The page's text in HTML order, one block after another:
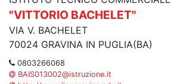
"VITTORIO BACHELET"
VIA V. BACHELET
70024 GRAVINA IN PUGLIA(BA)
0803266068
BAIS013002@istruzione.it